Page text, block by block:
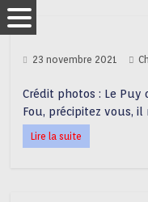
23 novembre 2021
Crédit photos : Le
Fou, précipitez vous, il
Lire la suite